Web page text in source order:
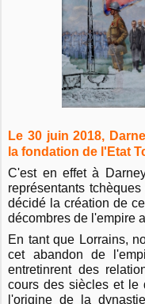
Le 30 juin 2018,
la fondation de l'Etat
C'est en effet à
représentants
décidé la création de
décombres de l'empire
En tant que Lorrains,
cet abandon de
entretinrent des
cours des siècles et le
l'origine de la